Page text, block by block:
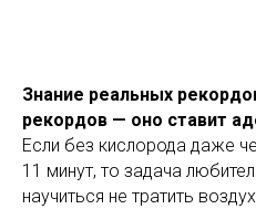
Знание реальных
рекордов — оно ставит
Если без кислорода даже
11 минут, то задача
научиться не тратить